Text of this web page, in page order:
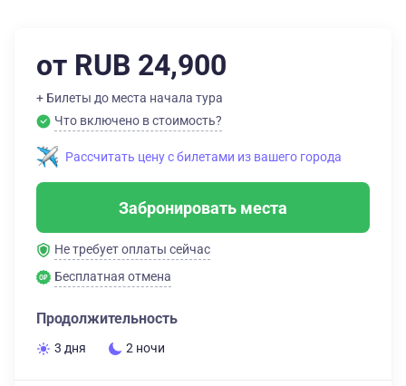
от RUB 24,900
+ Билеты до места начала тура
Что включено в стоимость?
Рассчитать цену с билетами из вашего города
Забронировать места
Не требует оплаты сейчас
Бесплатная отмена
Продолжительность
3 дня 2 ночи